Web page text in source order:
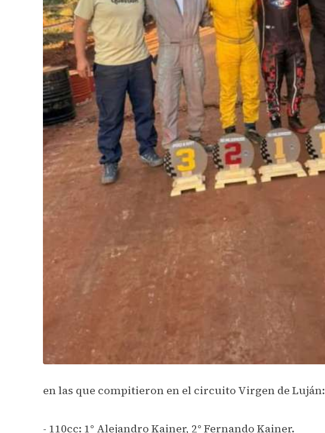
en las que compitieron en el circuito Virgen de Luján:
- 110cc: 1° Alejandro Kainer, 2° Fernando Kainer.